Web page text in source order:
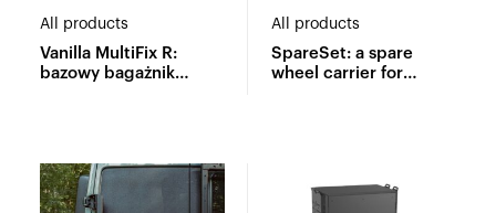
All products
Vanilla MultiFix R:
bazowy bagażnik
All products
SpareSet: a spare
wheel carrier for